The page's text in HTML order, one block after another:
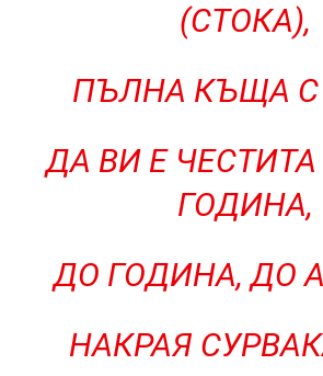
(СТОКА),
ПЪЛНА КЪЩА С
ДА ВИ Е
ГОДИНА,
ДО ГОДИНА, ДО
НАКРАЯ